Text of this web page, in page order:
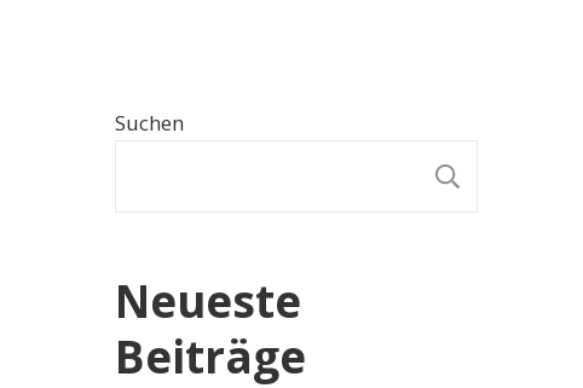
Suchen
Neueste
Beiträge